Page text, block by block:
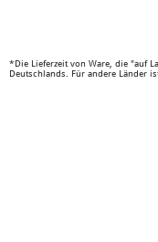
*Die Lieferzeit von Ware, die "auf
Deutschlands. Für andere Länder